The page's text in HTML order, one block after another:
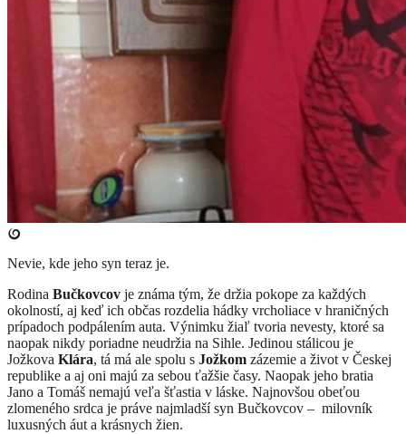
Nevie, kde jeho syn teraz je.
Rodina Bučkovcov je známa tým, že držia pokope za každých
okolností, aj keď ich občas rozdelia hádky vrcholiace v hraničných
prípadoch podpálením auta. Výnimku žiaľ tvoria nevesty, ktoré sa
naopak nikdy poriadne neudržia na Sihle. Jedinou stálicou je
Jožkova Klára, tá má ale spolu s Jožkom zázemie a život v Českej
republike a aj oni majú za sebou ťažšie časy. Naopak jeho bratia
Jano a Tomáš nemajú veľa šťastia v láske. Najnovšou obeťou
zlomeného srdca je práve najmladší syn Bučkovcov – milovník
luxusných áut a krásnych žien.